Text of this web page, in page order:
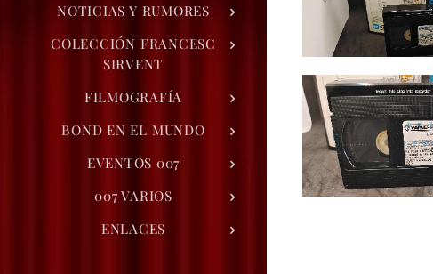
NOTICIAS Y RUMORES
COLECCIÓN FRANCESC
SIRVENT
FILMOGRAFÍA
BOND EN EL MUNDO
EVENTOS 007
007 VARIOS
ENLACES